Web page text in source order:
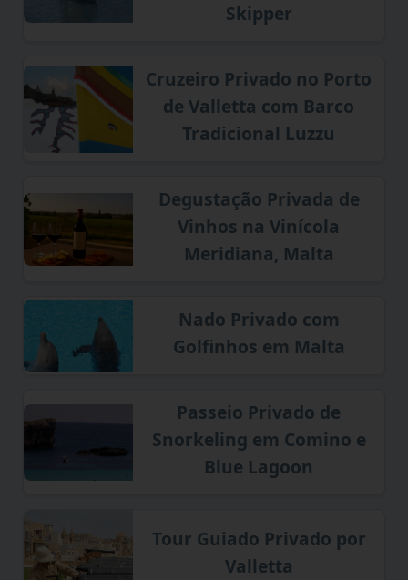
Skipper
Cruzeiro Privado no Porto
de Valletta com Barco
Tradicional Luzzu
Degustação Privada de
Vinhos na Vinícola
Meridiana, Malta
Nado Privado com
Golfinhos em Malta
Passeio Privado de
Snorkeling em Comino e
Blue Lagoon
Tour Guiado Privado por
Valletta